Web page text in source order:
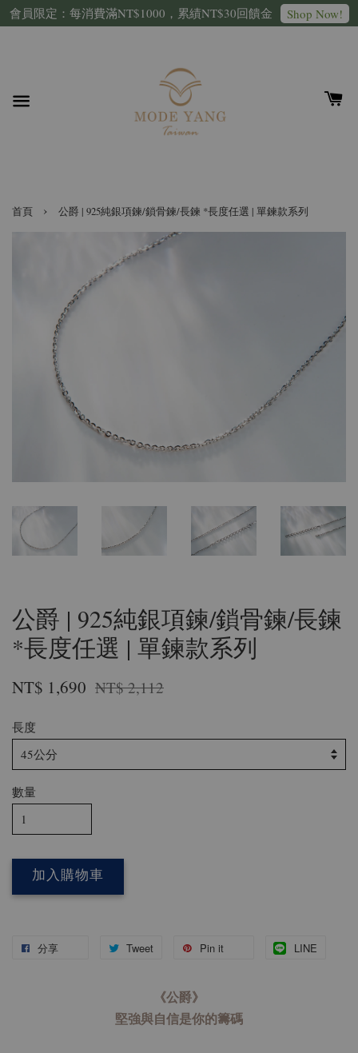
會員限定：每消費滿NT$1000，累績NT$30回饋金 Shop Now!
首頁 › 公爵 | 925純銀項鍊/鎖骨鍊/長鍊 *長度任選 | 單鍊款系列
公爵 | 925純銀項鍊/鎖骨鍊/長鍊
*長度任選 | 單鍊款系列
NT$ 1,690 NT$ 2,112
長度
數量
加入購物車
分享 Tweet Pin it LINE
《公爵》
堅強與自信是你的籌碼